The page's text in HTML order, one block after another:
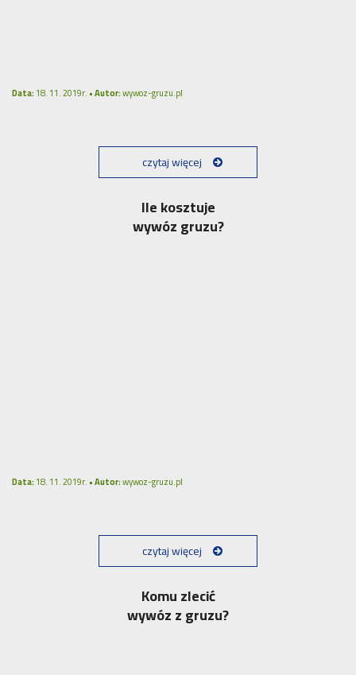
Data:18. 11. 2019r. •Autor:wywoz-gruzu.pl
czytaj więcej
Ile kosztuje
wywóz gruzu?
Data:18. 11. 2019r. •Autor:wywoz-gruzu.pl
czytaj więcej
Komu zlecić
wywóz z gruzu?